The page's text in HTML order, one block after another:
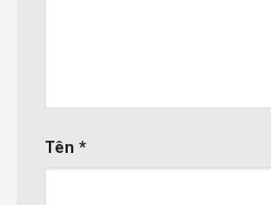
Tên *